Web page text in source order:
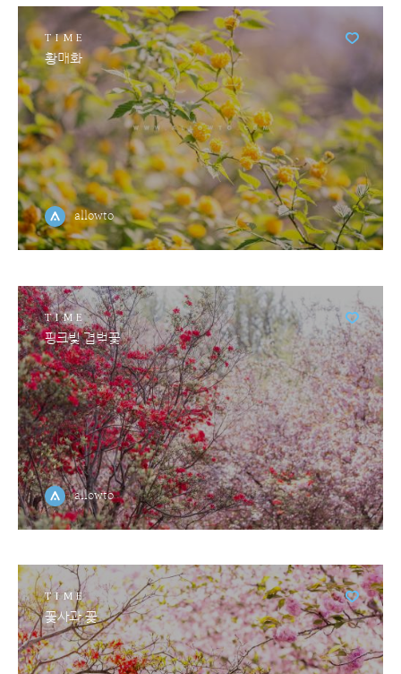
TIME
황매화
allowto
TIME
핑크빛 겹벚꽃
allowto
TIME
꽃사과 꽃